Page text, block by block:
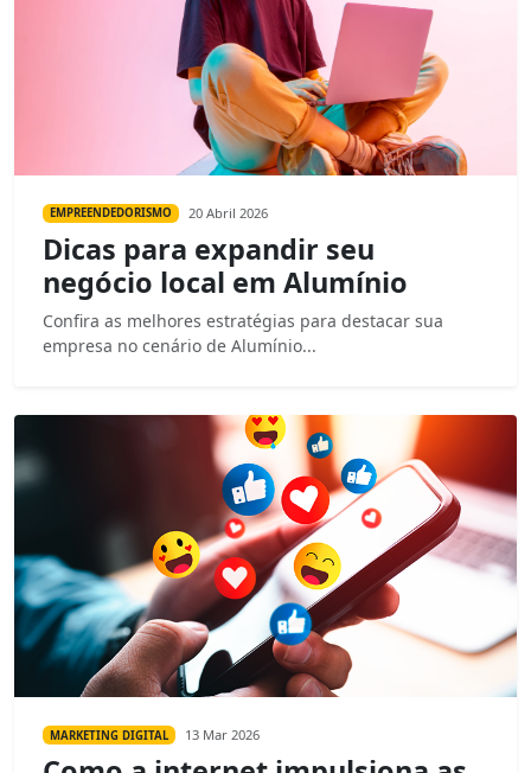
EMPREENDEDORISMO 20 Abril 2026
Dicas para expandir seu
negócio local em Alumínio
Confira as melhores estratégias para destacar sua
empresa no cenário de Alumínio...
MARKETING DIGITAL 13 Mar 2026